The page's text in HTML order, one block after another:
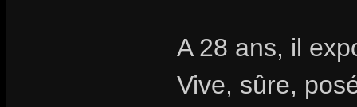
A 28 ans, il
Vive, sûre,